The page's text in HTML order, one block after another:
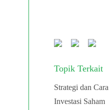
Topik Terkait
Strategi dan
Investasi Saham